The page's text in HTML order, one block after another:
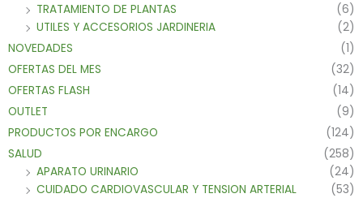
TRATAMIENTO DE PLANTAS
(6)
UTILES Y ACCESORIOS JARDINERIA
(2)
NOVEDADES
(1)
OFERTAS DEL MES
(32)
OFERTAS FLASH
(14)
OUTLET
(9)
PRODUCTOS POR ENCARGO
(124)
SALUD
(258)
APARATO URINARIO
(24)
CUIDADO CARDIOVASCULAR Y TENSION ARTERIAL
(53)